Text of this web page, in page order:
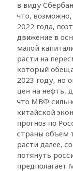
в виду
что,
2022 года,
движение в
малой
расти на
который
2023 году, но
цен на нефть,
что МВФ
китайской
прогноз по
страны объем
расти далее,
потянуть
предполагает